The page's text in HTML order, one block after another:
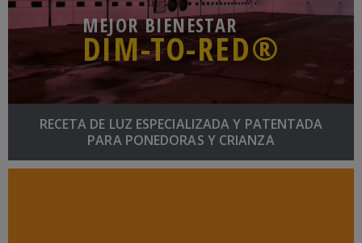
MEJOR BIENESTAR
DIM-TO-RED®
RECETA DE LUZ ESPECIALIZADA Y PATENTADA
PARA PONEDORAS Y CRIANZA